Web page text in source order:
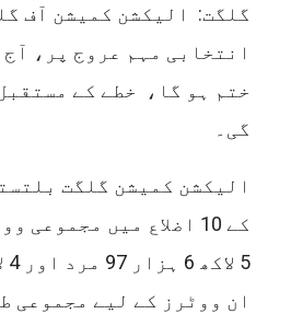
گلگت: الیکشن کمیشن آف
گی۔
الیکشن کمیشن گلگت